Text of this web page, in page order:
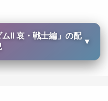
II 哀・戦士編」の配
▼